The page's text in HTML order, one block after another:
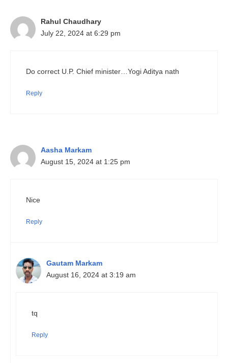
Rahul Chaudhary
July 22, 2024 at 6:29 pm
Do correct U.P. Chief minister…Yogi Aditya nath
Reply
Aasha Markam
August 15, 2024 at 1:25 pm
Nice
Reply
Gautam Markam
August 16, 2024 at 3:19 am
tq
Reply